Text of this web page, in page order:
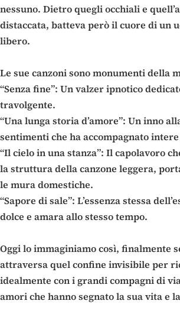
nessuno. Dietro quegli occhiali e
distaccata, batteva però il cuore di un
libero.
Le sue canzoni sono monumenti della
“Senza fine”: Un valzer ipnotico
travolgente.
“Una lunga storia d’amore”: Un inno
sentimenti che ha accompagnato
“Il cielo in una stanza”: Il capolavoro
la struttura della canzone leggera,
le mura domestiche.
“Sapore di sale”: L’essenza stessa
dolce e amara allo stesso tempo.
Oggi lo immaginiamo così, finalmente
attraversa quel confine invisibile per
idealmente con i grandi compagni di
amori che hanno segnato la sua vita e